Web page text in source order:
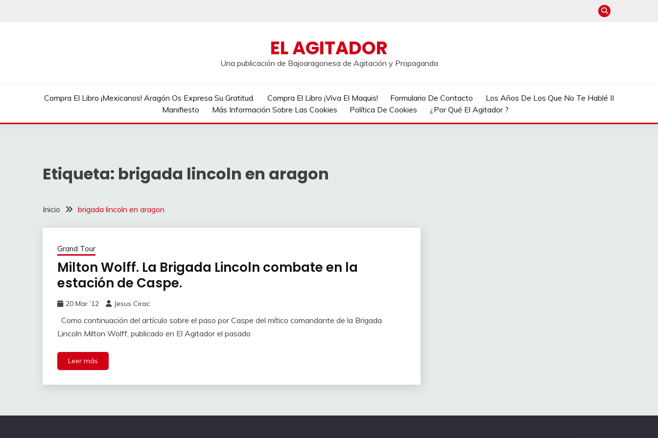
EL AGITADOR
Una publicación de Bajoaragonesa de Agitación y Propaganda
Compra El Libro ¡Mexicanos! Aragón Os Expresa Su Gratitud. Compra El Libro ¡Viva El Maquis! Formulario De Contacto
Los Años De Los Que No Te Hablé II
Manifiesto
Más Información Sobre Las Cookies Política De Cookies ¿Por Qué El Agitador ?
Etiqueta: brigada lincoln en aragon
Inicio brigada lincoln en aragon
Grand Tour
Milton Wolff. La Brigada Lincoln combate en la
estación de Caspe.
20 Mar ’12 Jesus Cirac
Como continuación del artículo sobre el paso por Caspe del mítico comandante de la Brigada
Lincoln Milton Wolff, publicado en El Agitador el pasado
Leer más